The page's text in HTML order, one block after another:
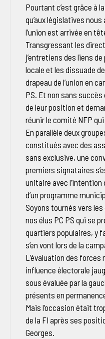
Pourtant c’est grâce à
qu’aux législatives nous
l’union est arrivée en
Transgressant les
j’entretiens des liens
locale et les dissuade
drapeau de l’union en
PS. Et non sans
de leur position et
réunir le comité NFP qui
En parallèle deux
constitués avec des
sans exclusive, une
premiers signataires
unitaire avec l’intention
d’un programme
Soyons tournés vers
nos élus PC PS qui se
quartiers populaires, y
s’en vont lors de la
L’évaluation des
influence électorale
sous évaluée par la
présents en
Mais l’occasion était
de la FI après ses
Georges.